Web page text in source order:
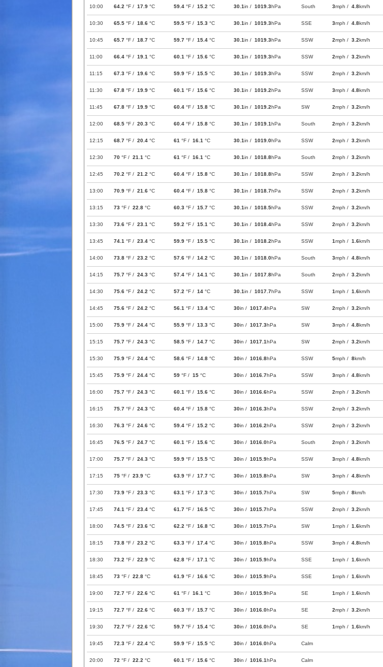
10:00 64.2°F / 17.9°C 59.4°F / 15.2°C 30.1in / 1019.3hPa South 3mph / 4.8km/h
10:30 65.5°F / 18.6°C 59.5°F / 15.3°C 30.1in / 1019.3hPa SSE 3mph / 4.8km/h
10:45 65.7°F / 18.7°C 59.7°F / 15.4°C 30.1in / 1019.3hPa SSW 2mph / 3.2km/h
11:00 66.4°F / 19.1°C 60.1°F / 15.6°C 30.1in / 1019.3hPa SSW 2mph / 3.2km/h
11:15 67.3°F / 19.6°C 59.9°F / 15.5°C 30.1in / 1019.3hPa SSW 2mph / 3.2km/h
11:30 67.8°F / 19.9°C 60.1°F / 15.6°C 30.1in / 1019.2hPa SSW 3mph / 4.8km/h
11:45 67.8°F / 19.9°C 60.4°F / 15.8°C 30.1in / 1019.2hPa SW 2mph / 3.2km/h
12:00 68.5°F / 20.3°C 60.4°F / 15.8°C 30.1in / 1019.1hPa South 2mph / 3.2km/h
12:15 68.7°F / 20.4°C 61°F / 16.1°C 30.1in / 1019.0hPa SSW 2mph / 3.2km/h
12:30 70°F / 21.1°C 61°F / 16.1°C 30.1in / 1018.8hPa South 2mph / 3.2km/h
12:45 70.2°F / 21.2°C 60.4°F / 15.8°C 30.1in / 1018.8hPa SSW 2mph / 3.2km/h
13:00 70.9°F / 21.6°C 60.4°F / 15.8°C 30.1in / 1018.7hPa SSW 2mph / 3.2km/h
13:15 73°F / 22.8°C 60.3°F / 15.7°C 30.1in / 1018.5hPa SSW 2mph / 3.2km/h
13:30 73.6°F / 23.1°C 59.2°F / 15.1°C 30.1in / 1018.4hPa SSW 2mph / 3.2km/h
13:45 74.1°F / 23.4°C 59.9°F / 15.5°C 30.1in / 1018.2hPa SSW 1mph / 1.6km/h
14:00 73.8°F / 23.2°C 57.6°F / 14.2°C 30.1in / 1018.0hPa South 3mph / 4.8km/h
14:15 75.7°F / 24.3°C 57.4°F / 14.1°C 30.1in / 1017.8hPa South 2mph / 3.2km/h
14:30 75.6°F / 24.2°C 57.2°F / 14°C 30.1in / 1017.7hPa SSW 1mph / 1.6km/h
14:45 75.6°F / 24.2°C 56.1°F / 13.4°C 30in / 1017.4hPa SW 2mph / 3.2km/h
15:00 75.9°F / 24.4°C 55.9°F / 13.3°C 30in / 1017.3hPa SW 3mph / 4.8km/h
15:15 75.7°F / 24.3°C 58.5°F / 14.7°C 30in / 1017.1hPa SW 2mph / 3.2km/h
15:30 75.9°F / 24.4°C 58.6°F / 14.8°C 30in / 1016.8hPa SSW 5mph / 8km/h
15:45 75.9°F / 24.4°C 59°F / 15°C 30in / 1016.7hPa SSW 3mph / 4.8km/h
16:00 75.7°F / 24.3°C 60.1°F / 15.6°C 30in / 1016.6hPa SSW 2mph / 3.2km/h
16:15 75.7°F / 24.3°C 60.4°F / 15.8°C 30in / 1016.3hPa SSW 2mph / 3.2km/h
16:30 76.3°F / 24.6°C 59.4°F / 15.2°C 30in / 1016.2hPa SSW 2mph / 3.2km/h
16:45 76.5°F / 24.7°C 60.1°F / 15.6°C 30in / 1016.0hPa South 2mph / 3.2km/h
17:00 75.7°F / 24.3°C 59.9°F / 15.5°C 30in / 1015.9hPa SSW 3mph / 4.8km/h
17:15 75°F / 23.9°C 63.9°F / 17.7°C 30in / 1015.8hPa SW 3mph / 4.8km/h
17:30 73.9°F / 23.3°C 63.1°F / 17.3°C 30in / 1015.7hPa SW 5mph / 8km/h
17:45 74.1°F / 23.4°C 61.7°F / 16.5°C 30in / 1015.7hPa SSW 2mph / 3.2km/h
18:00 74.5°F / 23.6°C 62.2°F / 16.8°C 30in / 1015.7hPa SW 1mph / 1.6km/h
18:15 73.8°F / 23.2°C 63.3°F / 17.4°C 30in / 1015.8hPa SSW 3mph / 4.8km/h
18:30 73.2°F / 22.9°C 62.8°F / 17.1°C 30in / 1015.9hPa SSE 1mph / 1.6km/h
18:45 73°F / 22.8°C 61.9°F / 16.6°C 30in / 1015.9hPa SSE 1mph / 1.6km/h
19:00 72.7°F / 22.6°C 61°F / 16.1°C 30in / 1015.9hPa SE 1mph / 1.6km/h
19:15 72.7°F / 22.6°C 60.3°F / 15.7°C 30in / 1016.0hPa SE 2mph / 3.2km/h
19:30 72.7°F / 22.6°C 59.7°F / 15.4°C 30in / 1016.0hPa SE 1mph / 1.6km/h
19:45 72.3°F / 22.4°C 59.9°F / 15.5°C 30in / 1016.0hPa Calm
20:00 72°F / 22.2°C 60.1°F / 15.6°C 30in / 1016.1hPa Calm